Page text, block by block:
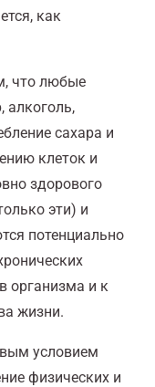
как
что любые
алкоголь,
сахара и
клеток и
здорового
эти) и
потенциально
организма и к
жизни.
условием
физических и